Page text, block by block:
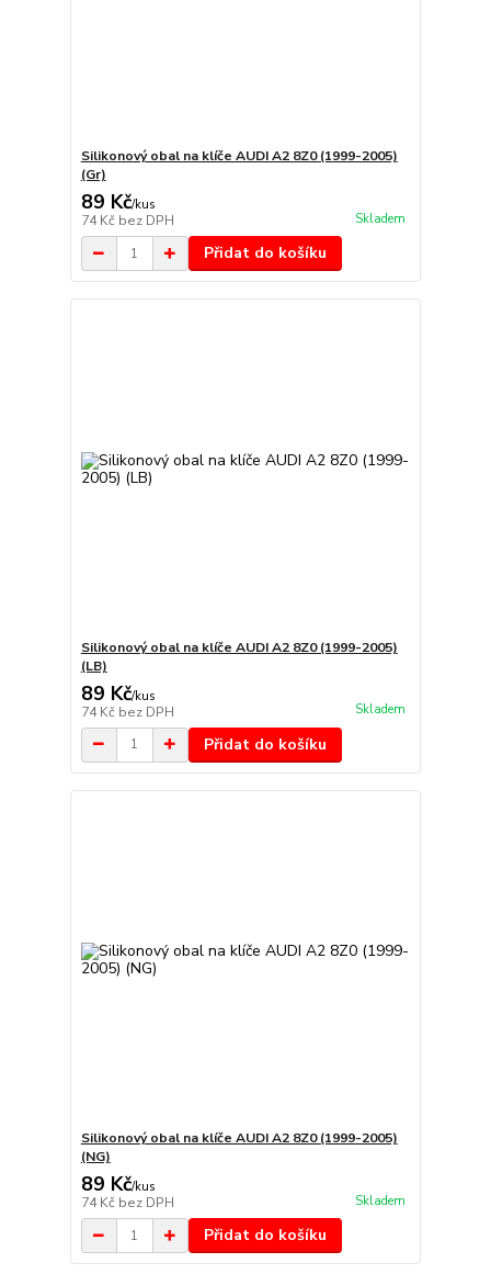
Silikonový obal na klíče AUDI A2 8Z0 (1999-2005)
(Gr)
89 Kč/kus
74 Kč bez DPH Skladem
Přidat do košíku
Silikonový obal na klíče AUDI A2 8Z0 (1999-2005)
(LB)
89 Kč/kus
74 Kč bez DPH Skladem
Přidat do košíku
Silikonový obal na klíče AUDI A2 8Z0 (1999-2005)
(NG)
89 Kč/kus
74 Kč bez DPH Skladem
Přidat do košíku